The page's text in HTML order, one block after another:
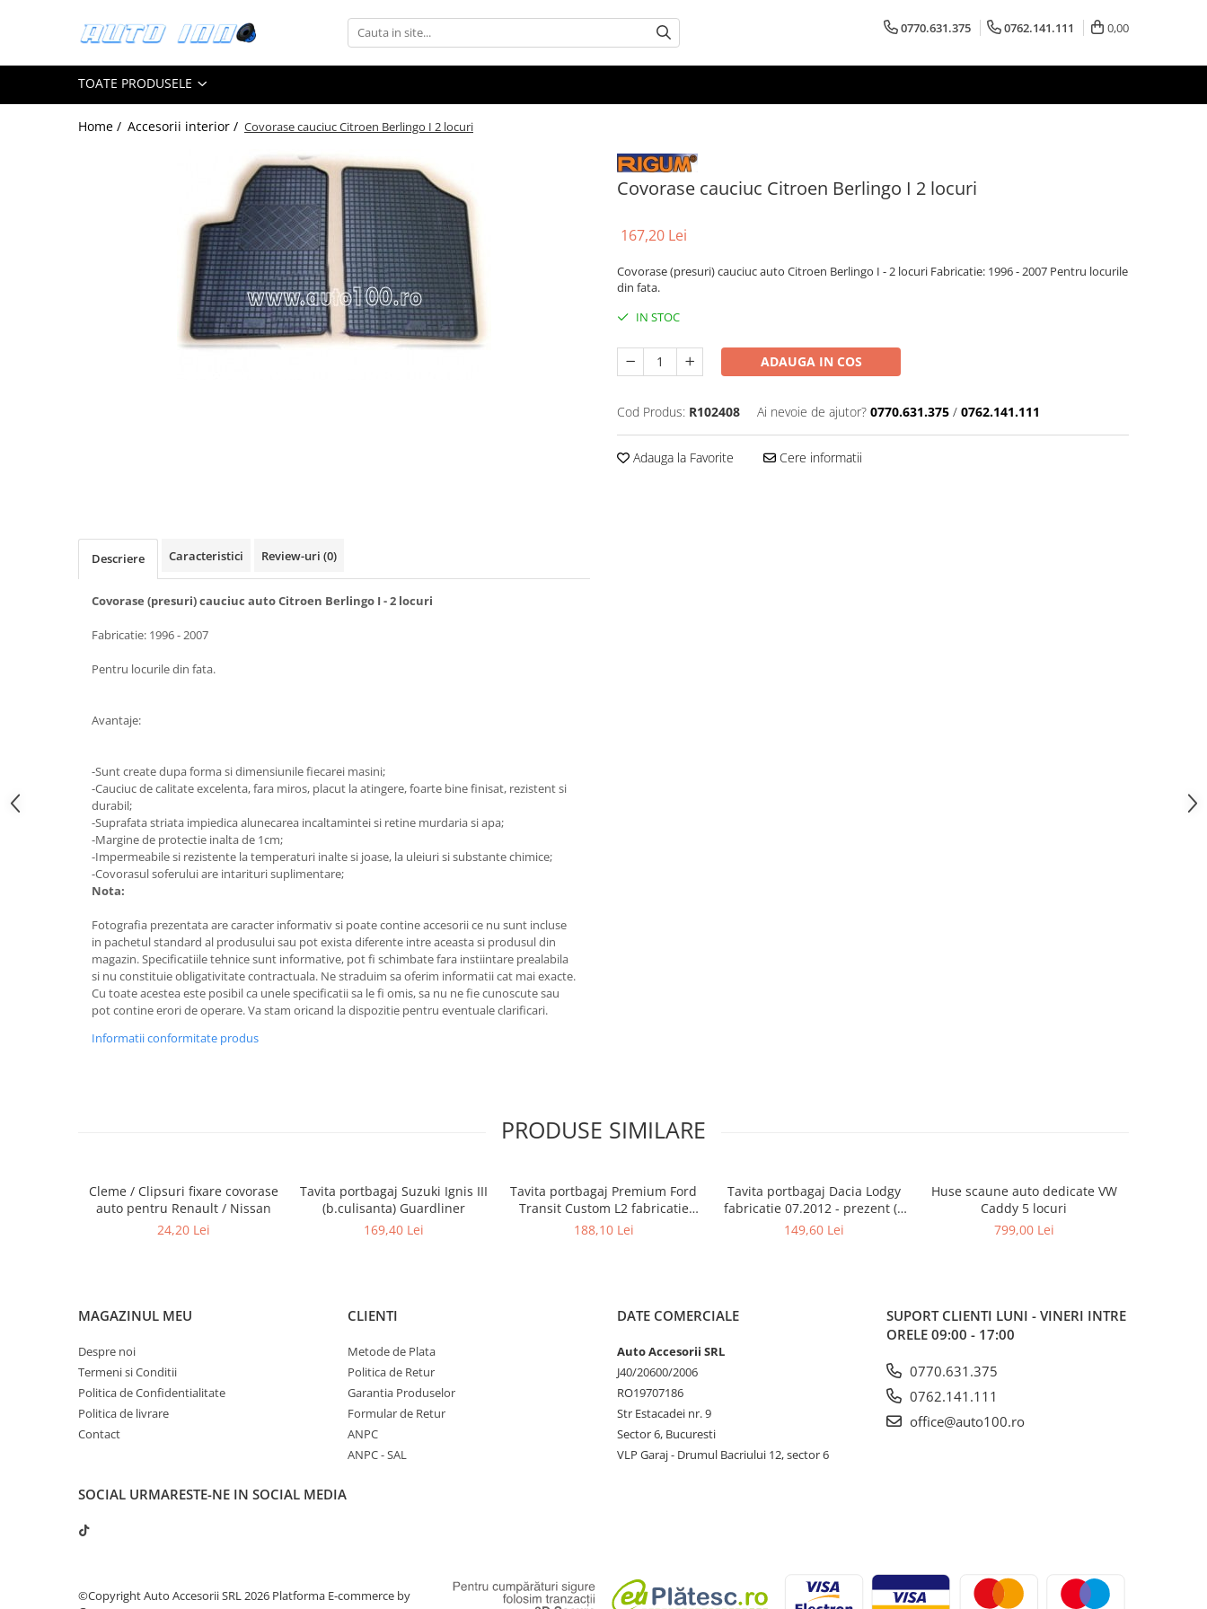
Accesorii interior
Amplificatoare
CD Playere Auto
Conectori Difuzoare
Insonorizant Auto
Subwoofer
Electrice, Electronice Auto
Accesorii alarme auto
Alarme auto Alarme masina
Detectoare Radar
Senzori parcare auto
Echipamente atelier
Consumabile Service
Instrumente Atelier
Set clipsuri auto de plastic
Paravanturi auto
Lumini ambientale
0770.631.375 0762.141.111 0,00
TOATE PRODUSELE
Home / Accesorii interior / Covorase cauciuc Citroen Berlingo I 2 locuri
Covorase cauciuc Citroen Berlingo I 2 locuri
167,20 Lei
Covorase (presuri) cauciuc auto Citroen Berlingo I - 2 locuri Fabricatie: 1996 - 2007 Pentru locurile
din fata.
IN STOC
ADAUGA IN COS
Cod Produs: R102408 Ai nevoie de ajutor? 0770.631.375 / 0762.141.111
Adauga la Favorite Cere informatii
Descriere Caracteristici Review-uri (0)
Covorase (presuri) cauciuc auto Citroen Berlingo I - 2 locuri
Fabricatie: 1996 - 2007
Pentru locurile din fata.
Avantaje:
-Sunt create dupa forma si dimensiunile fiecarei masini;
-Cauciuc de calitate excelenta, fara miros, placut la atingere, foarte bine finisat, rezistent si
durabil;
-Suprafata striata impiedica alunecarea incaltamintei si retine murdaria si apa;
-Margine de protectie inalta de 1cm;
-Impermeabile si rezistente la temperaturi inalte si joase, la uleiuri si substante chimice;
-Covorasul soferului are intarituri suplimentare;
Nota:
Fotografia prezentata are caracter informativ si poate contine accesorii ce nu sunt incluse
in pachetul standard al produsului sau pot exista diferente intre aceasta si produsul din
magazin. Specificatiile tehnice sunt informative, pot fi schimbate fara instiintare prealabila
si nu constituie obligativitate contractuala. Ne straduim sa oferim informatii cat mai exacte.
Cu toate acestea este posibil ca unele specificatii sa le fi omis, sa nu ne fie cunoscute sau
pot contine erori de operare. Va stam oricand la dispozitie pentru eventuale clarificari.
Informatii conformitate produs
PRODUSE SIMILARE
Cleme / Clipsuri fixare covorase
auto pentru Renault / Nissan
24,20 Lei
Tavita portbagaj Suzuki Ignis III
(b.culisanta) Guardliner
169,40 Lei
Tavita portbagaj Premium Ford
Transit Custom L2 fabricatie
01.2013 - prezent (ampatament
188,10 Lei
Tavita portbagaj Dacia Lodgy
fabricatie 07.2012 - prezent (7
locuri)
149,60 Lei
Huse scaune auto dedicate VW
Caddy 5 locuri
799,00 Lei
MAGAZINUL MEU
Despre noi
Termeni si Conditii
Politica de Confidentialitate
Politica de livrare
Contact
CLIENTI
Metode de Plata
Politica de Retur
Garantia Produselor
Formular de Retur
ANPC
ANPC - SAL
DATE COMERCIALE
Auto Accesorii SRL
J40/20600/2006
RO19707186
Str Estacadei nr. 9
Sector 6, Bucuresti
VLP Garaj - Drumul Bacriului 12, sector 6
SUPORT CLIENTI LUNI - VINERI INTRE
ORELE 09:00 - 17:00
0770.631.375
0762.141.111
office@auto100.ro
SOCIAL URMARESTE-NE IN SOCIAL MEDIA
©Copyright Auto Accesorii SRL 2026 Platforma E-commerce by